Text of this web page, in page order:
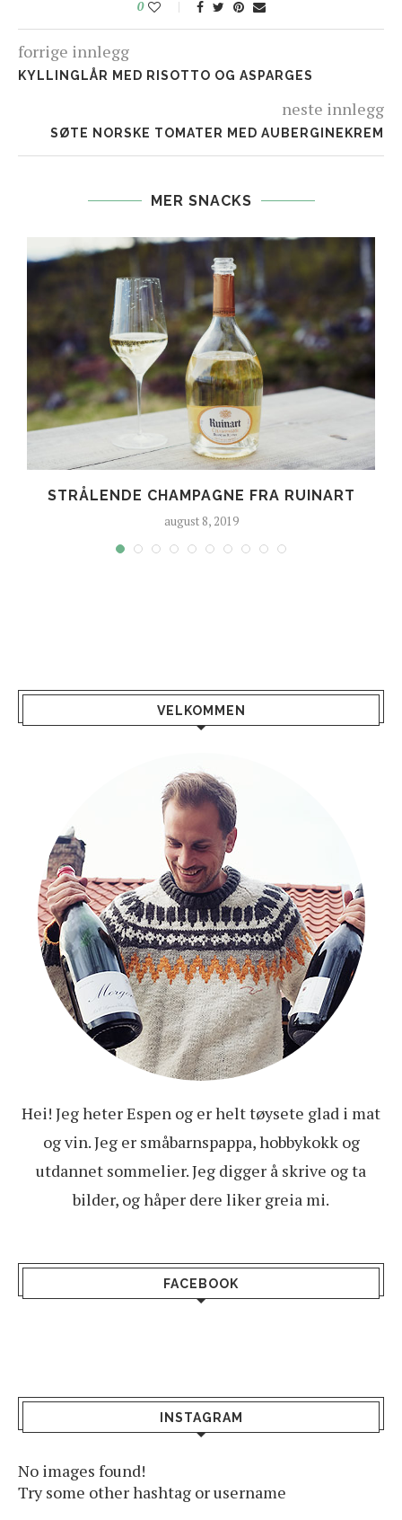
0
forrige innlegg
KYLLINGLÅR MED RISOTTO OG ASPARGES
neste innlegg
SØTE NORSKE TOMATER MED AUBERGINEKREM
MER SNACKS
STRÅLENDE CHAMPAGNE FRA RUINART
august 8, 2019
VELKOMMEN
Hei! Jeg heter Espen og er helt tøysete glad i mat
og vin. Jeg er småbarnspappa, hobbykokk og
utdannet sommelier. Jeg digger å skrive og ta
bilder, og håper dere liker greia mi.
FACEBOOK
INSTAGRAM
No images found!
Try some other hashtag or username